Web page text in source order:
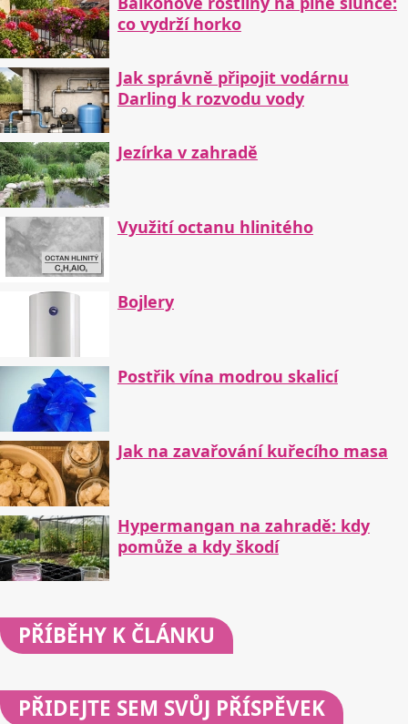
co vydrží horko
Jak správně připojit vodárnu
Darling k rozvodu vody
Jezírka v zahradě
Využití octanu hlinitého
Bojlery
Postřik vína modrou skalicí
Jak na zavařování kuřecího masa
Hypermangan na zahradě: kdy
pomůže a kdy škodí
PŘÍBĚHY K ČLÁNKU
PŘIDEJTE SEM SVŮJ PŘÍSPĚVEK